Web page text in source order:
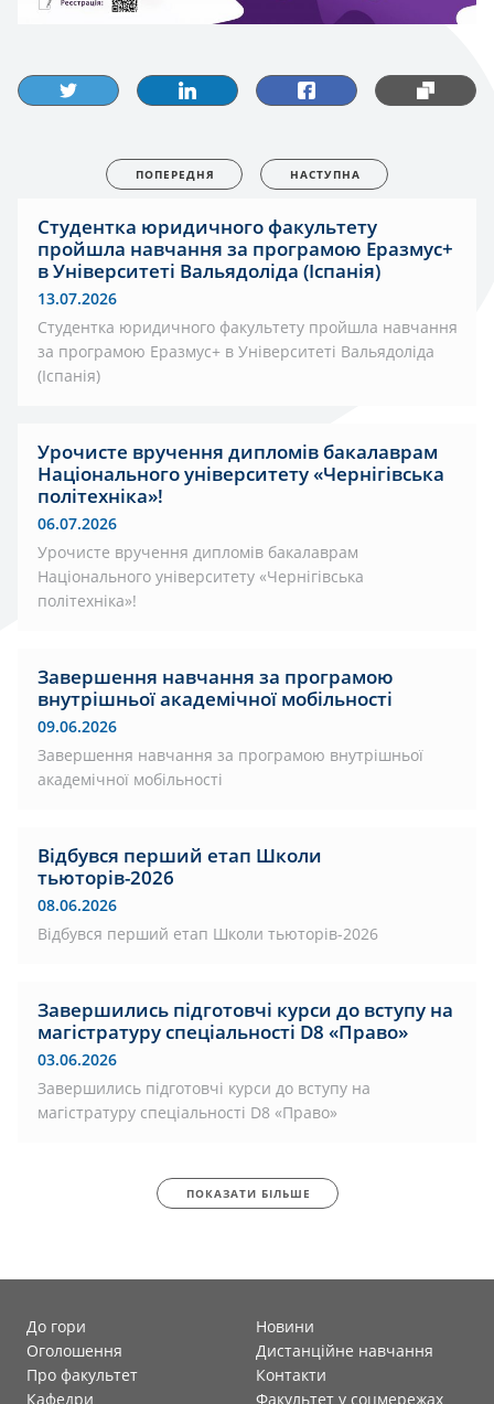
ПОПЕРЕДНЯ НАСТУПНА
Студентка юридичного факультету
пройшла навчання за програмою Еразмус+
в Університеті Вальядоліда (Іспанія)
13.07.2026
Студентка юридичного факультету пройшла навчання
за програмою Еразмус+ в Університеті Вальядоліда
(Іспанія)
Урочисте вручення дипломів бакалаврам
Національного університету «Чернігівська
політехніка»!
06.07.2026
Урочисте вручення дипломів бакалаврам
Національного університету «Чернігівська
політехніка»!
Завершення навчання за програмою
внутрішньої академічної мобільності
09.06.2026
Завершення навчання за програмою внутрішньої
академічної мобільності
Відбувся перший етап Школи
тьюторів-2026
08.06.2026
Відбувся перший етап Школи тьюторів-2026
Завершились підготовчі курси до вступу на
магістратуру спеціальності D8 «Право»
03.06.2026
Завершились підготовчі курси до вступу на
магістратуру спеціальності D8 «Право»
ПОКАЗАТИ БІЛЬШЕ
До гори
Новини
Оголошення
Дистанційне навчання
Про факультет
Контакти
Кафедри
Факультет у соцмережах